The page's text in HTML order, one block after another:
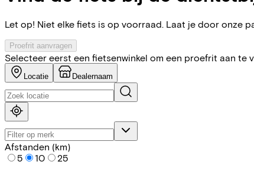
Let op! Niet elke fiets is op voorraad. Laat je door onze
Proefrit aanvragen
Selecteer eerst een fietsenwinkel om een proefrit aan te
Locatie Dealernaam
Afstanden (km)
5
10 25